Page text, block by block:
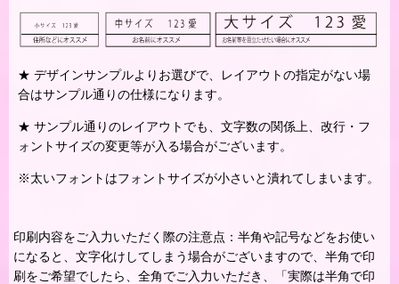
★ デザインサンプルよりお選びで、レイアウトの指定がない場
合はサンプル通りの仕様になります。
★ サンプル通りのレイアウトでも、文字数の関係上、改行・フ
ォントサイズの変更等が入る場合がございます。
※太いフォントはフォントサイズが小さいと潰れてしまいます。
印刷内容をご入力いただく際の注意点：半角や記号などをお使い
になると、文字化けしてしまう場合がございますので、半角で印
刷をご希望でしたら、全角でご入力いただき、「実際は半角で印